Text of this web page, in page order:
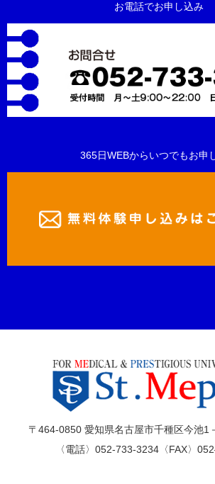
お電話でお申し込み
365日WEBからいつでもお申
〒464-0850 愛知県名古屋市千種区今池1
〈電話〉052-733-3234〈FAX〉